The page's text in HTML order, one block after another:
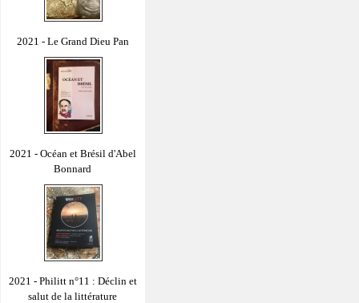
2021 - Le Grand Dieu Pan
2021 - Océan et Brésil d'Abel
Bonnard
2021 - Philitt n°11 : Déclin et
salut de la littérature